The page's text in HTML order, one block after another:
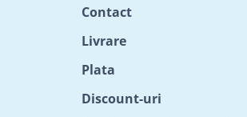
Contact
Livrare
Plata
Discount-uri